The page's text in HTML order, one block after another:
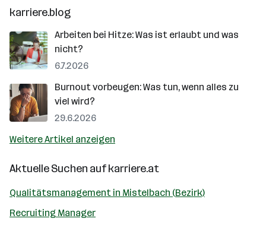
karriere.blog
Arbeiten bei Hitze: Was ist erlaubt und was
nicht?
6.7.2026
Burnout vorbeugen: Was tun, wenn alles zu
viel wird?
29.6.2026
Weitere Artikel anzeigen
Aktuelle Suchen aufkarriere.at
Qualitätsmanagement in Mistelbach (Bezirk)
Recruiting Manager